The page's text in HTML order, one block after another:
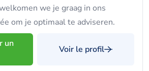
we je graag in ons
om je optimaal te adviseren.
un
Voir le profil